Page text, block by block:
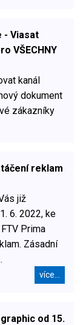
- Viasat
VŠECHNY
kanál
dokument
zákazníky
reklam
již
6. 2022, ke
Prima
Zásadní
více...
od 15.